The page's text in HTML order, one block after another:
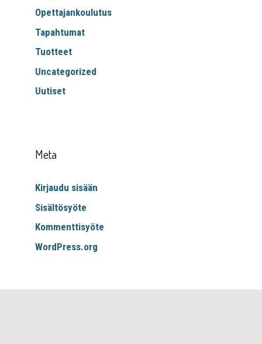
Opettajankoulutus
Tapahtumat
Tuotteet
Uncategorized
Uutiset
Meta
Kirjaudu sisään
Sisältösyöte
Kommenttisyöte
WordPress.org